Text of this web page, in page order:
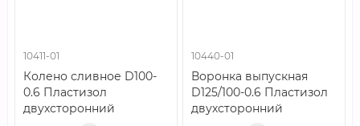
10411-01
Колено сливное D100-
0.6 Пластизол
двухсторонний
10440-01
Воронка выпускная
D125/100-0.6 Пластизол
двухсторонний